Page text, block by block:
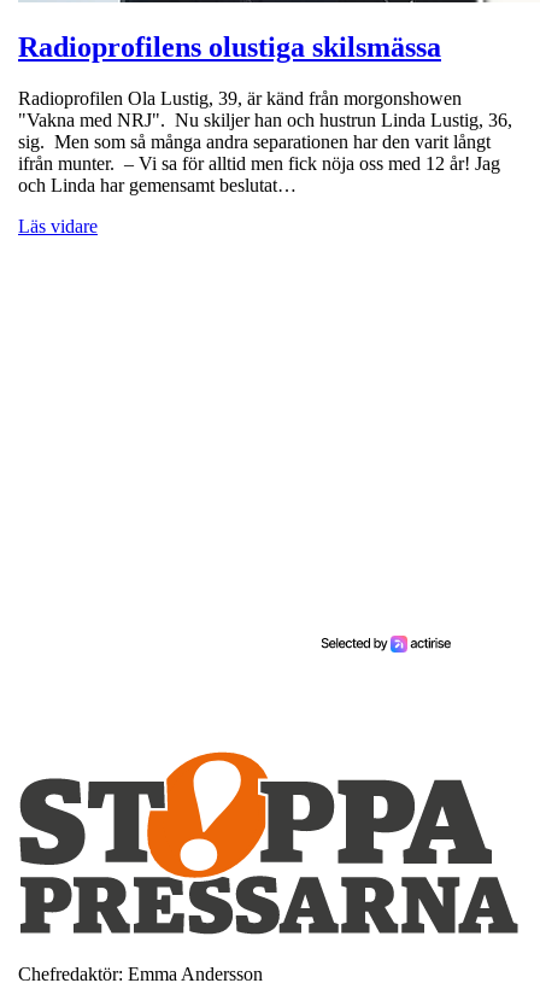
Radioprofilens olustiga skilsmässa
Radioprofilen Ola Lustig, 39, är känd från morgonshowen
"Vakna med NRJ". Nu skiljer han och hustrun Linda Lustig, 36,
sig. Men som så många andra separationen har den varit långt
ifrån munter. – Vi sa för alltid men fick nöja oss med 12 år! Jag
och Linda har gemensamt beslutat…
Läs vidare
Chefredaktör: Emma Andersson